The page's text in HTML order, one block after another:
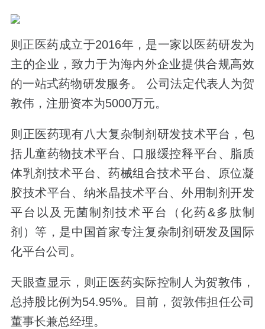
则正医药成立于2016年，是一家以医药研发为
主的企业，致力于为海内外企业提供合规高效
的一站式药物研发服务。 公司法定代表人为贺
敦伟，注册资本为5000万元。
则正医药现有八大复杂制剂研发技术平台，包
括儿童药物技术平台、口服缓控释平台、脂质
体乳剂技术平台、药械组合技术平台、原位凝
胶技术平台、纳米晶技术平台、外用制剂开发
平台以及无菌制剂技术平台（化药&多肽制
剂）等，是中国首家专注复杂制剂研发及国际
化平台公司。
天眼查显示，则正医药实际控制人为贺敦伟，
总持股比例为54.95%。目前，贺敦伟担任公司
董事长兼总经理。